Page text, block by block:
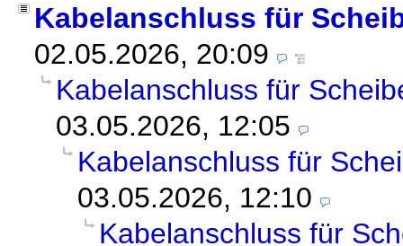
Kabelanschluss für
02.05.2026, 20:09
Kabelanschluss für
03.05.2026, 12:05
Kabelanschluss für
03.05.2026, 12:10
Kabelanschluss für